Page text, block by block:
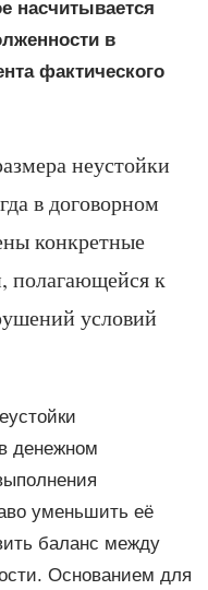
насчитывается
в
фактического
неустойки
в договорном
конкретные
полагающейся к
условий
денежном
уменьшить её
баланс между
Основанием для